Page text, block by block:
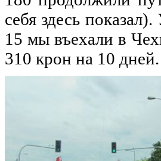
себя здесь
15мы въехали в
310 крон на 10 дней